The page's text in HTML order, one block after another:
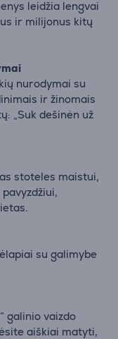
leidžia lengvai
ir milijonus kitų
nurodymai su
ir žinomais
„Suk dešinėn už
stoteles maistui,
su galimybe
galinio vaizdo
aiškiai matyti,